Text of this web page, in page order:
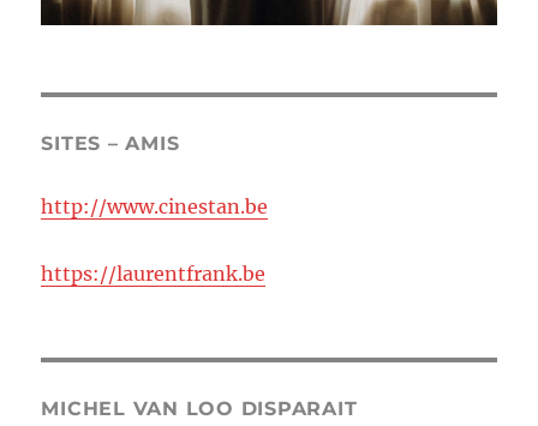
SITES – AMIS
http://www.cinestan.be
https://laurentfrank.be
MICHEL VAN LOO DISPARAIT